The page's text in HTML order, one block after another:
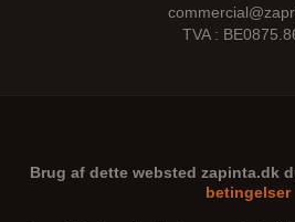
TVA :
Brug af dette websted zapinta.dk
betingelser